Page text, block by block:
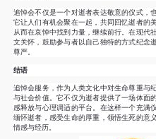
追悼会不仅是一个对逝者表达敬意的仪式，
它让人们有机会聚在一起，共同回忆逝者的
从而在哀悼中找到力量，继续前行。在现代
文关怀，鼓励参与者以自己独特的方式纪念
尊严。
结语
追悼会服务，作为人类文化中对生命尊重与
与社会价值。它不仅为逝者提供了一场体面
感释放与心理调适的平台。在这样一个充满
缅怀逝者，感受生命的厚重，领悟生死的意
情感与经历。